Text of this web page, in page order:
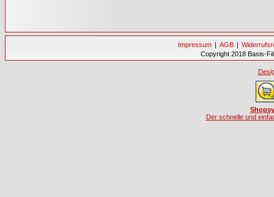
Impressum | AGB |
Copyright 2018 Basis-
Der schnelle und